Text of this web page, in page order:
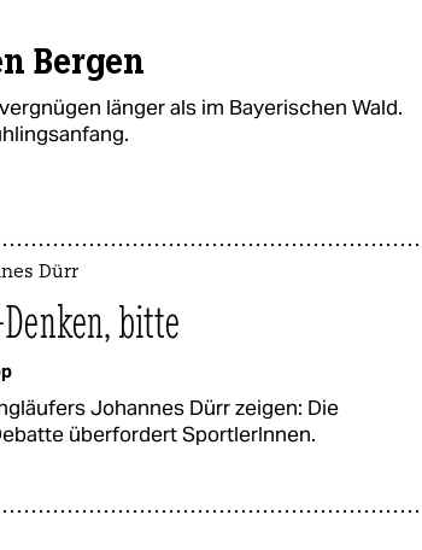
Bergen
länger als im Bayerischen Wald.
Dürr
bitte
Johannes Dürr zeigen: Die
überfordert SportlerInnen.